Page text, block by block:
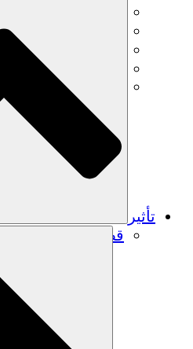
البيانات المالية
Resources
تأثير
قصص نجاح